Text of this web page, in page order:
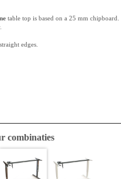
table top is based on a 25 mm
edges.
combinaties